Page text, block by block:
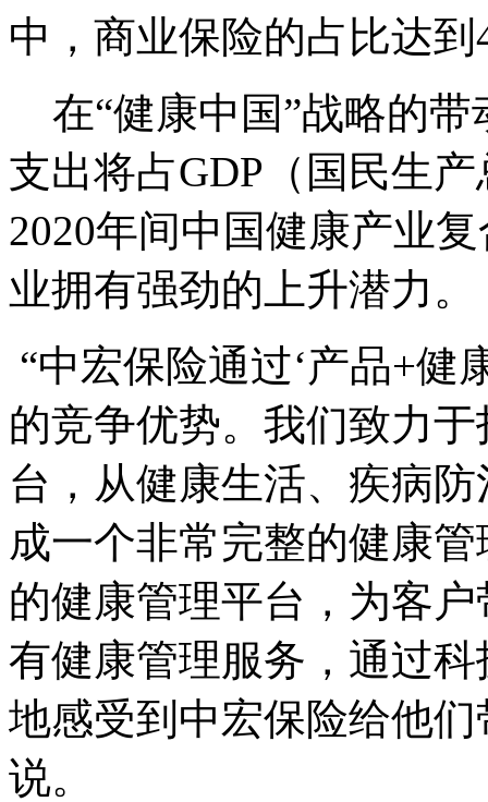
中，商业保险的占比达到
在“健康中国”战略的带
支出将占GDP（国民生
2020年间中国健康产业
业拥有强劲的上升潜力。
“中宏保险通过‘产品+健
的竞争优势。我们致力
台，从健康生活、疾病
成一个非常完整的健康
的健康管理平台，为客
有健康管理服务，通过
地感受到中宏保险给他
说。